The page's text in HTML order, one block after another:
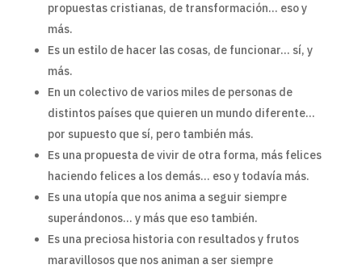
propuestas cristianas, de transformación… eso y
más.
Es un estilo de hacer las cosas, de funcionar… sí, y
más.
En un colectivo de varios miles de personas de
distintos países que quieren un mundo diferente…
por supuesto que sí, pero también más.
Es una propuesta de vivir de otra forma, más felices
haciendo felices a los demás… eso y todavía más.
Es una utopía que nos anima a seguir siempre
superándonos… y más que eso también.
Es una preciosa historia con resultados y frutos
maravillosos que nos animan a ser siempre